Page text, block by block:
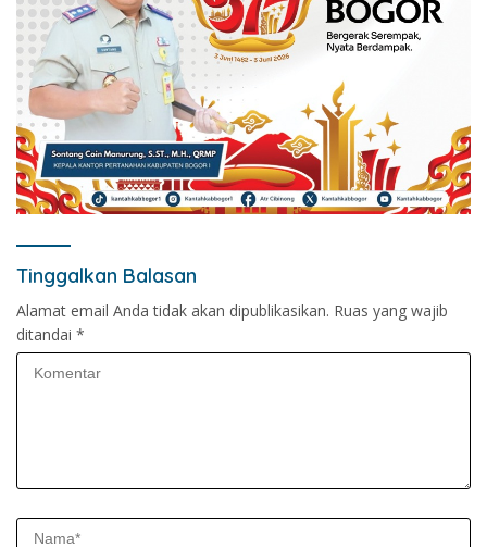
Tinggalkan Balasan
Alamat email Anda tidak akan dipublikasikan. Ruas yang wajib
ditandai *